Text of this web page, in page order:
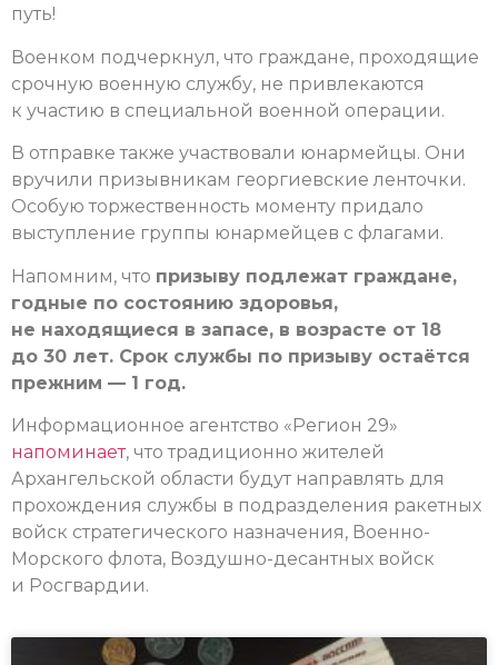
путь!
Военком подчеркнул, что граждане, проходящие
срочную военную службу, не привлекаются
к участию в специальной военной операции.
В отправке также участвовали юнармейцы. Они
вручили призывникам георгиевские ленточки.
Особую торжественность моменту придало
выступление группы юнармейцев с флагами.
Напомним, что призыву подлежат граждане,
годные по состоянию здоровья,
не находящиеся в запасе, в возрасте от 18
до 30 лет. Срок службы по призыву остаётся
прежним — 1 год.
Информационное агентство «Регион 29»
напоминает, что традиционно жителей
Архангельской области будут направлять для
прохождения службы в подразделения ракетных
войск стратегического назначения, Военно-
Морского флота, Воздушно-десантных войск
и Росгвардии.